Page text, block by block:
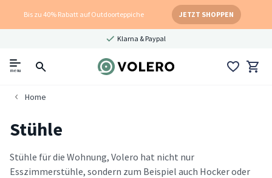
Bis zu 40% Rabatt auf Outdoorteppiche JETZT SHOPPEN
Klarna & Paypal
menu
Home
Stühle
Stühle für die Wohnung, Volero hat nicht nur
Esszimmerstühle, sondern zum Beispiel auch Hocker oder